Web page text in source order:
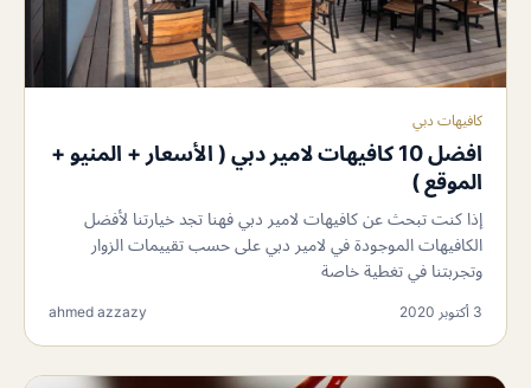
كافيهات دبي
افضل 10 كافيهات لامير دبي ( الأسعار + المنيو +
الموقع )
إذا كنت تبحث عن كافيهات لامير دبي فهنا تجد خيارتنا لأفضل
الكافيهات الموجودة في لامير دبي على حسب تقييمات الزوار
وتجربتنا في تغطية خاصة
3 أكتوبر 2020 ahmed azzazy